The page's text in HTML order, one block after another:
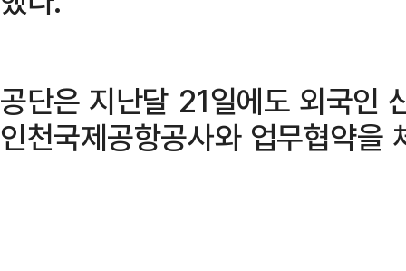
공단은 지난달 21일에도 외국인
인천국제공항공사와 업무협약을